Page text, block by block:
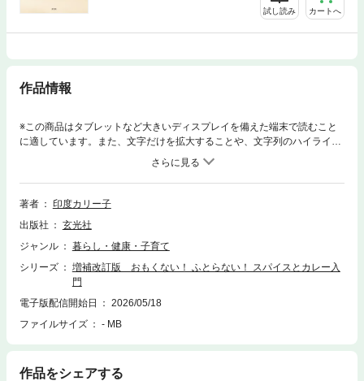
試し読み カートへ
作品情報
※この商品はタブレットなど大きいディスプレイを備えた端末で読むこと
に適しています。また、文字だけを拡大することや、文字列のハイライ
ト、検索、辞書の参照、引用などの機能が使用できません。スパイス料理
研究家として幅広い層に支持されている印度カリー子さんの原点である
『スパイスとカレー入門』。本書はその内容を大幅にアップグレードさせ
て復活。スパイスカレーのレシピはもちろん、ビリヤニやネパール餃子と
を走り続ける水野仁輔氏、稲田俊輔氏との対談コラムも収録。お家で簡単
に作れるのに、おいしくてヘルシーなメニューを全60種を紹介しており、
行の『おもくない！ ふとらない！ スパイスとカレー入門』を大幅に加筆
修正した増補改訂版です。
著者
印度カリー子
出版社
玄光社
ジャンル
暮らし・健康・子育て
シリーズ
増補改訂版 おもくない！ ふとらない！ スパイスとカレー入
門
電子版配信開始日
2026/05/18
ファイルサイズ
- MB
作品をシェアする